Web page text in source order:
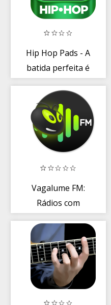
Hip Hop Pads - A
batida perfeita é
Vagalume FM:
Rádios com
propaganda